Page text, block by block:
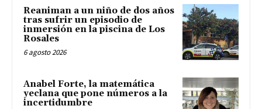
Reaniman a un niño de dos años
tras sufrir un episodio de
inmersión en la piscina de Los
Rosales
6 agosto 2026
Anabel Forte, la matemática
yeclana que pone números a la
incertidumbre